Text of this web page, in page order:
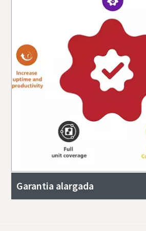
Garantia alargada